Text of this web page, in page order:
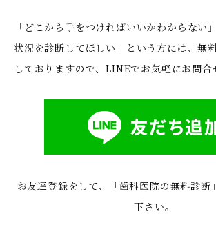
「どこから手をつければいいかわからない
状況を診断してほしい」という方には、無
しておりますので、LINEでお気軽にお問合
お友達登録をして、「歯科医院の無料診断
下さい。